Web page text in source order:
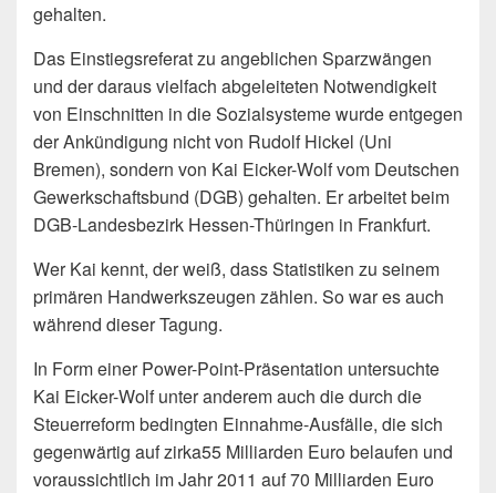
gehalten.
Das Einstiegsreferat zu angeblichen Sparzwängen
und der daraus vielfach abgeleiteten Notwendigkeit
von Einschnitten in die Sozialsysteme wurde entgegen
der Ankündigung nicht von Rudolf Hickel (Uni
Bremen), sondern von Kai Eicker-Wolf vom Deutschen
Gewerkschaftsbund (DGB) gehalten. Er arbeitet beim
DGB-Landesbezirk Hessen-Thüringen in Frankfurt.
Wer Kai kennt, der weiß, dass Statistiken zu seinem
primären Handwerkszeugen zählen. So war es auch
während dieser Tagung.
In Form einer Power-Point-Präsentation untersuchte
Kai Eicker-Wolf unter anderem auch die durch die
Steuerreform bedingten Einnahme-Ausfälle, die sich
gegenwärtig auf zirka55 Milliarden Euro belaufen und
voraussichtlich im Jahr 2011 auf 70 Milliarden Euro